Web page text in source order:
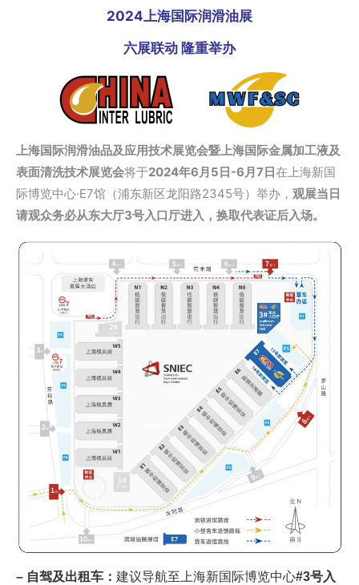
2024上海国际润滑油展
六展联动 隆重举办
上海国际润滑油品及应用技术展览会暨上海国际金属加工液及
表面清洗技术展览会将于2024年6月5日-6月7日在上海新国
际博览中心·E7馆（浦东新区龙阳路2345号）举办， 观展当日
请观众务必从东大厅3号入口厅进入，换取代表证后入场。
– 自驾及出租车： 建议导航至上海新国际博览中心#3号入